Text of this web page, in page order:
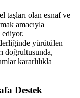
taşları olan esnaf ve
amacıyla
ediyor.
yürütülen
doğrultusunda,
kararlılıkla
Destek